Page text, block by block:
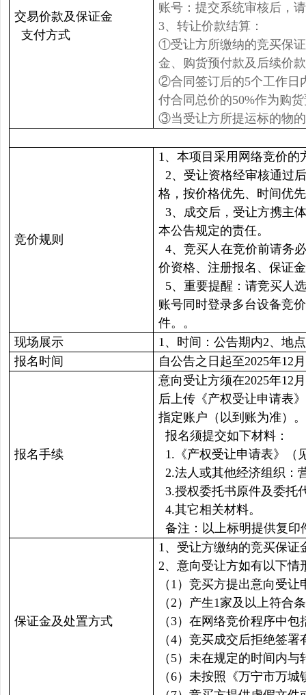
交易价款及保证金
支付方式
账号：提交系统审核后，
3、转让价款结算：
①受让方所缴纳的竞买保
金、购货预付款及后续价
②合同签订后的5个工作日
付合同总价的50%作为购
③当受让方所提运标的物
竞价规则
1、本项目采用网络竞价
2、受让资格经审核通过
格，按价格优先、时间优
3、成交后，受让方携主
本公告规定的责任。
4、竞买人在竞价前请务
价资格、注册报名、保证
5、重要提醒：请竞买人
账号同时登录多台设备竞
件。。
现场展示
1、时间：公告期内2、地
报名时间
自公告之日起至2025年12
报名手续
意向受让方须在2025年12
后上传《产权受让申请表
指定账户（以到账为准）。
报名须提交如下材料：
1.《产权受让申请表》（
2.法人或其他经济组织：
3.授权委托书原件及委托
4.其它相关材料。
备注：以上标明提供复印
保证金及处置方式
1、受让方缴纳的竞买保
2、意向受让方如有以下情
（1）竞买方提出意向受
（2）产生1家及以上符合
（3）在网络竞价程序中
（4）竞买成交后拒绝签
（5）未在规定的时间内
（6）未按照《万宁市万